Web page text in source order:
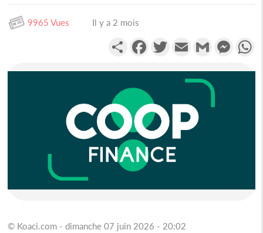
9965 Vues Il y a 2 mois
PartagerFacebookTwitterEmail Gmail
© Koaci.com - dimanche 07 juin 2026 - 20:02